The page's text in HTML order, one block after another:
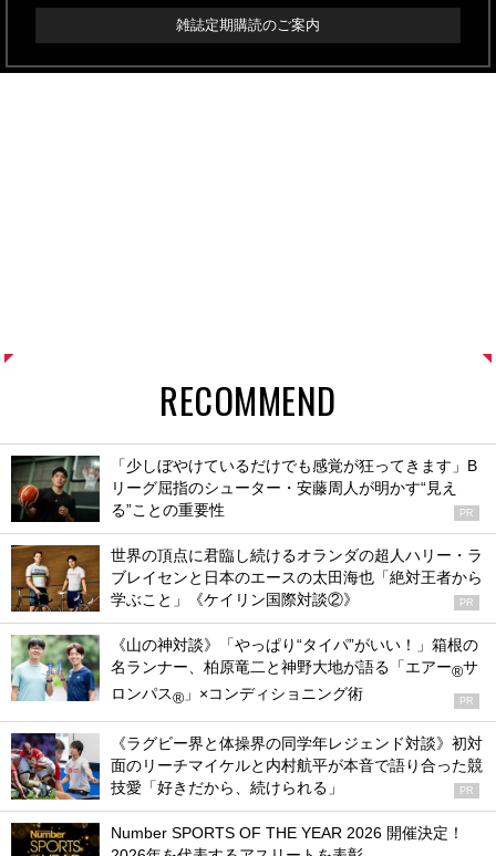
雑誌定期購読のご案内
RECOMMEND
「少しぼやけているだけでも感覚が狂ってきます」B
リーグ屈指のシューター・安藤周人が明かす“見え
る”ことの重要性
PR
世界の頂点に君臨し続けるオランダの超人ハリー・ラ
ブレイセンと日本のエースの太田海也「絶対王者から
学ぶこと」《ケイリン国際対談②》
PR
《山の神対談》「やっぱり“タイパ”がいい！」箱根の
名ランナー、柏原竜二と神野大地が語る「エアー®サ
ロンパス® 」×コンディショニング術 PR
《ラグビー界と体操界の同学年レジェンド対談》初対
面のリーチマイケルと内村航平が本音で語り合った競
技愛「好きだから、続けられる」
PR
Number SPORTS OF THE YEAR 2026 開催決定！